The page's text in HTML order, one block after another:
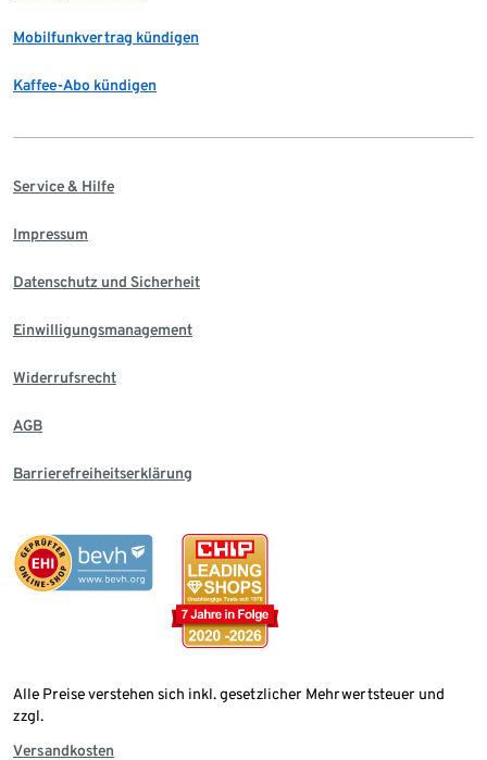
Mobilfunkvertrag kündigen
Kaffee-Abo kündigen
Service & Hilfe
Impressum
Datenschutz und Sicherheit
Einwilligungsmanagement
Widerrufsrecht
AGB
Barrierefreiheitserklärung
Alle Preise verstehen sich inkl. gesetzlicher Mehrwertsteuer und
zzgl.
Versandkosten